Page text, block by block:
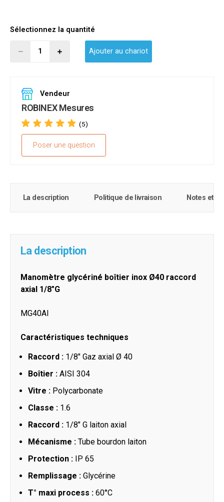
Sélectionnez la quantité
Ajouter au chariot
Vendeur
ROBINEX Mesures
(5)
Poser une question
La description Politique de livraison Notes et
La description
Manomètre glycériné boîtier inox Ø40 raccord
axial 1/8"G
MG40AI
Caractéristiques techniques
Raccord : 1/8" Gaz axial Ø 40
Boîtier : AISI 304
Vitre : Polycarbonate
Classe : 1.6
Raccord : 1/8" G laiton axial
Mécanisme : Tube bourdon laiton
Protection : IP 65
Remplissage : Glycérine
T° maxi process : 60°C